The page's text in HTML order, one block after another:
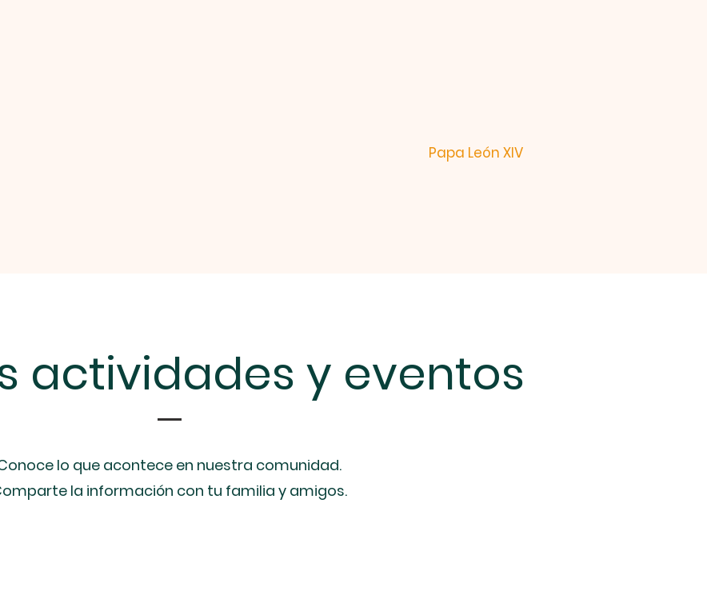
Papa León XIV
actividades y eventos
lo que acontece en nuestra comunidad.
la información con tu familia y amigos.